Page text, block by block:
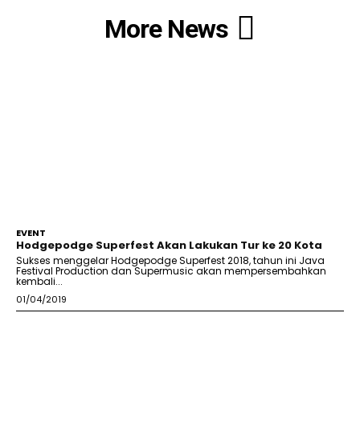
More News
EVENT
Hodgepodge Superfest Akan Lakukan Tur ke 20 Kota
Sukses menggelar Hodgepodge Superfest 2018, tahun ini Java
Festival Production dan Supermusic akan mempersembahkan
kembali...
01/04/2019